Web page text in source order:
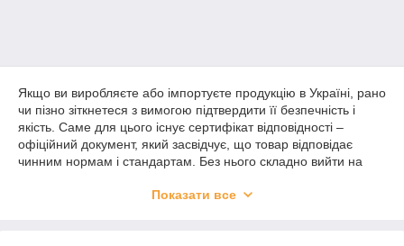
Якщо ви виробляєте або імпортуєте продукцію в Україні, рано
чи пізно зіткнетеся з вимогою підтвердити її безпечність і
якість. Саме для цього існує сертифікат відповідності –
офіційний документ, який засвідчує, що товар відповідає
чинним нормам і стандартам. Без нього складно вийти на
2026 році вимоги до сертифікації стають дедалі суворішими,
Показати все